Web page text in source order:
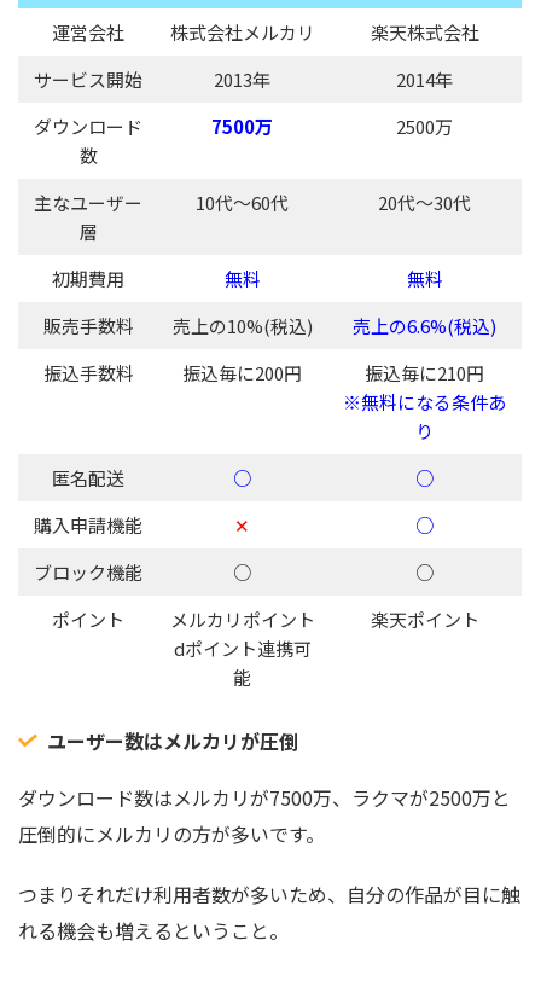
運営会社
株式会社メルカリ
楽天株式会社
サービス開始
2013年
2014年
ダウンロード
数
7500万 2500万
主なユーザー
層
10代～60代 20代～30代
初期費用 無料
無料
販売手数料
売上の10%(税込)
売上の6.6%(税込)
振込手数料
振込毎に200円
振込毎に210円
※無料になる条件あ
り
匿名配送
○
○
購入申請機能
✕
○
ブロック機能
○
○
ポイント
メルカリポイント
dポイント連携可
能
楽天ポイント
ユーザー数はメルカリが圧倒
ダウンロード数はメルカリが7500万、ラクマが2500万と
圧倒的にメルカリの方が多いです。
つまりそれだけ利用者数が多いため、自分の作品が目に触
れる機会も増えるということ。